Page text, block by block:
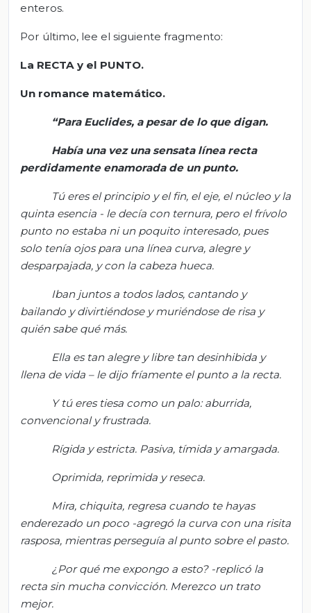
enteros.
Por último, lee el siguiente fragmento:
La RECTA y el PUNTO.
Un romance matemático.
“Para Euclides, a pesar de lo que digan.
Había una vez una sensata línea recta
perdidamente enamorada de un punto.
Tú eres el principio y el fin, el eje, el núcleo y la
quinta esencia - le decía con ternura, pero el frívolo
punto no estaba ni un poquito interesado, pues
solo tenía ojos para una línea curva, alegre y
desparpajada, y con la cabeza hueca.
Iban juntos a todos lados, cantando y
bailando y divirtiéndose y muriéndose de risa y
quién sabe qué más.
Ella es tan alegre y libre tan desinhibida y
llena de vida – le dijo fríamente el punto a la recta.
Y tú eres tiesa como un palo: aburrida,
convencional y frustrada.
Rígida y estricta. Pasiva, tímida y amargada.
Oprimida, reprimida y reseca.
Mira, chiquita, regresa cuando te hayas
enderezado un poco -agregó la curva con una risita
rasposa, mientras perseguía al punto sobre el pasto.
¿Por qué me expongo a esto? -replicó la
recta sin mucha convicción. Merezco un trato
mejor.